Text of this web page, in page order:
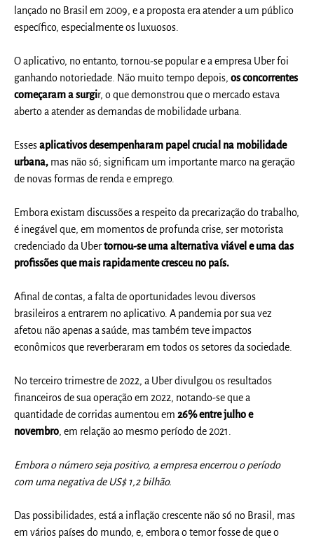
lançado no Brasil em 2009, e a proposta era atender a um público
específico, especialmente os luxuosos.
O aplicativo, no entanto, tornou-se popular e a empresa Uber foi
ganhando notoriedade. Não muito tempo depois,os concorrentes
começaram a surgir, o que demonstrou que o mercado estava
aberto a atender as demandas de mobilidade urbana.
Essesaplicativos desempenharam papel crucial na mobilidade
urbana, mas não só; significam um importante marco na geração
de novas formas de renda e emprego.
Embora existam discussões a respeito da precarização do trabalho,
é inegável que, em momentos de profunda crise, ser motorista
credenciado da Ubertornou-se uma alternativa viável e uma das
profissões que mais rapidamente cresceu no país.
Afinal de contas, a falta de oportunidades levou diversos
brasileiros a entrarem no aplicativo. A pandemia por sua vez
afetou não apenas a saúde, mas também teve impactos
econômicos que reverberaram em todos os setores da sociedade.
No terceiro trimestre de 2022, a Uber divulgou os resultados
financeiros de sua operação em 2022, notando-se que a
quantidade de corridas aumentou em 26% entre julho e
novembro, em relação ao mesmo período de 2021.
Embora o número seja positivo, a empresa encerrou o período
com uma negativa de US$ 1,2 bilhão.
Das possibilidades, está a inflação crescente não só no Brasil, mas
em vários países do mundo, e, embora o temor fosse de que o